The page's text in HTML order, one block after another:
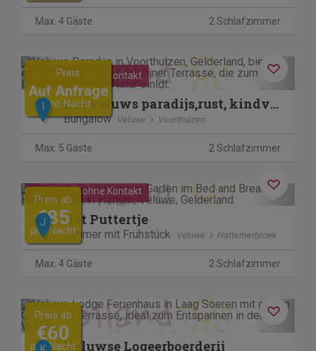
Max. 4 Gäste 2 Schlafzimmer
Previous Next
Aufenthalt ohne Kontakt
Preis
Auf Anfrage
pro Nacht Het veluws paradijs,rust, kindvriendelijk en nu met hottub.
Bungalow Veluwe Voorthuizen
Max. 5 Gäste 2 Schlafzimmer
Previous Next
Aufenthalt ohne Kontakt
Preis ab
€85
pro Nacht
J Het Puttertje
Zimmer mit Frühstück Veluwe Hattemerbroek
Max. 4 Gäste 2 Schlafzimmer
Previous Next
Preis ab
€60
pro NachtVeluwse Logeerboerderij